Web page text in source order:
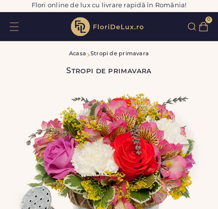
Flori online de lux cu livrare rapidă în România!
0
Acasa Stropi de primavara
Stropi de primavara